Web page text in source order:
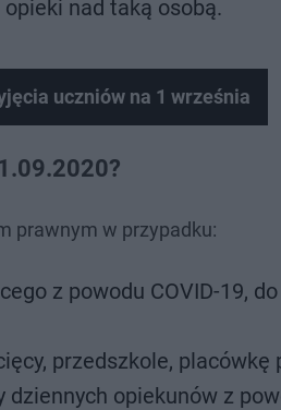
nad taką osobą.
uczniów na 1 września
prawnym w przypadku:
z powodu COVID-19,
przedszkole, placówkę
opiekunów z